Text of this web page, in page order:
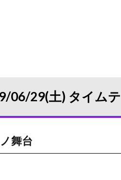
06/29(土) タイム
舞台